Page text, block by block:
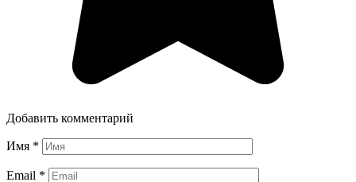
Добавить комментарий
Имя *
Email *